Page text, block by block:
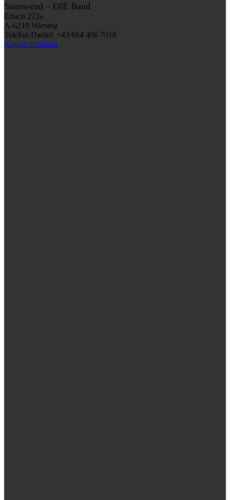
Sonnwend – DIE Band
Erlach 222a
A-6210 Wiesing
Telefon Daniel: +43 664 406 7018
Kontaktformular